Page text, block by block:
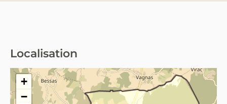
Localisation
St jean de maruejols et a (30430)
+
−